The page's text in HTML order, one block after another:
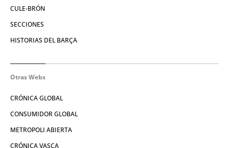
CULE-BRÓN
SECCIONES
HISTORIAS DEL BARÇA
Otras Webs
CRÓNICA GLOBAL
CONSUMIDOR GLOBAL
METROPOLI ABIERTA
CRÓNICA VASCA